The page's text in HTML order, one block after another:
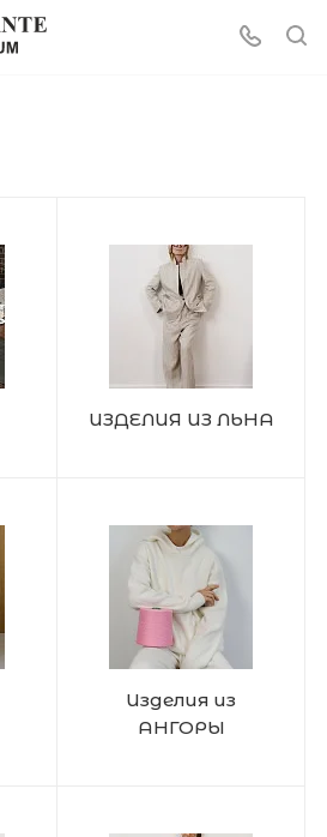
ИЗДЕЛИЯ ИЗ ЛЬНА
Изделия из
АНГОРЫ